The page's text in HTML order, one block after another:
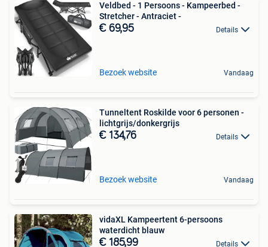
Veldbed - 1 Persoons - Kampeerbed -
Stretcher - Antraciet -
€ 69,95 Details
Bezoek website Vandaag
Tunneltent Roskilde voor 6 personen -
lichtgrijs/donkergrijs
€ 134,76 Details
Bezoek website Vandaag
vidaXL Kampeertent 6-persoons
waterdicht blauw
€ 185,99 Details